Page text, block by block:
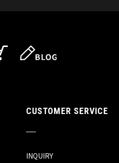
CUSTOMER SERVICE
INQUIRY